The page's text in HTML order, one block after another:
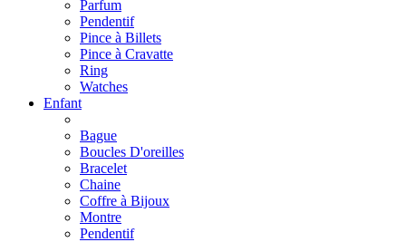
Parfum
Pendentif
Pince à Billets
Pince à Cravatte
Ring
Watches
Enfant
Bague
Boucles D'oreilles
Bracelet
Chaine
Coffre à Bijoux
Montre
Pendentif